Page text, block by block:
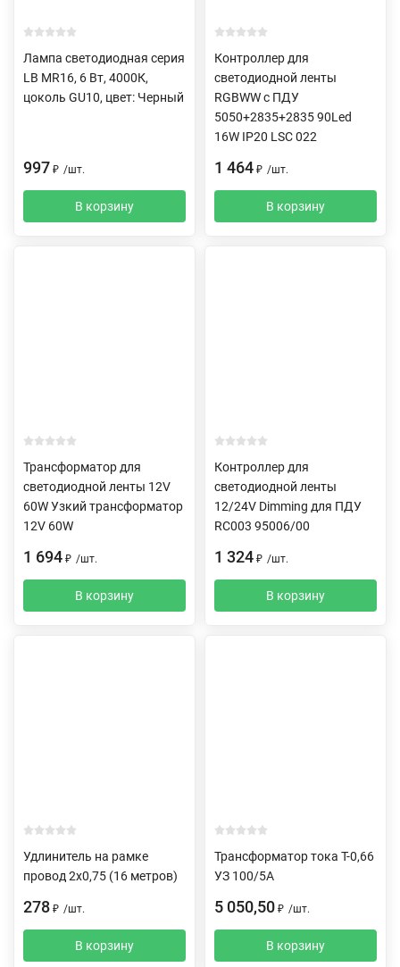
Лампа светодиодная серия
LB MR16, 6 Вт, 4000К,
цоколь GU10, цвет: Черный
997 ₽ /шт.
В корзину
Контроллер для
светодиодной ленты
RGBWW c ПДУ
5050+2835+2835 90Led
16W IP20 LSC 022
1 464 ₽ /шт.
В корзину
Трансформатор для
светодиодной ленты 12V
60W Узкий трансформатор
12V 60W
1 694 ₽ /шт.
В корзину
Контроллер для
светодиодной ленты
12/24V Dimming для ПДУ
RC003 95006/00
1 324 ₽ /шт.
В корзину
Удлинитель на рамке
провод 2х0,75 (16 метров)
278 ₽ /шт.
В корзину
Трансформатор тока Т-0,66
УЗ 100/5А
5 050,50 ₽ /шт.
В корзину